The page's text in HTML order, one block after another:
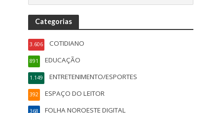
Categorias
COTIDIANO
3.606
EDUCAÇÃO
891
ENTRETENIMENTO/ESPORTES
1.149
ESPAÇO DO LEITOR
392
FOLHA NOROESTE DIGITAL
368